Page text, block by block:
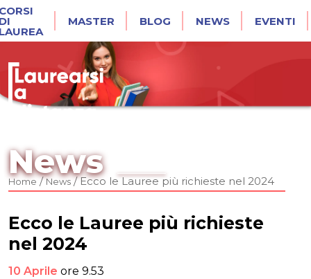
MASTER BLOG NEWS EVENTI
News
Home/News/Ecco le Lauree più richieste nel 2024
Ecco le Lauree più richieste
nel 2024
10 Aprile ore 9.53